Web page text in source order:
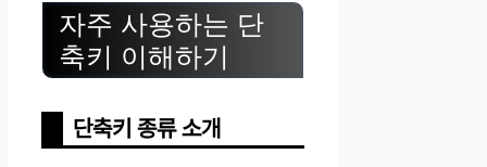
자주 사용하는 단
축키 이해하기
단축키 종류 소개